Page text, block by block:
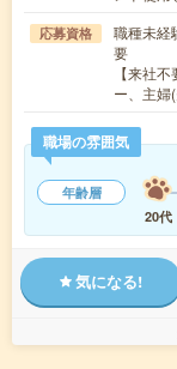
応募資格
職種未経
要
【来社
ー、主
職場の雰囲気
年齢層
20代
気になる!